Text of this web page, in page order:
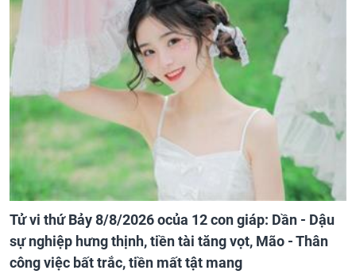
Tử vi thứ Bảy 8/8/2026 ocủa 12 con giáp: Dần - Dậu
sự nghiệp hưng thịnh, tiền tài tăng vọt, Mão - Thân
công việc bất trắc, tiền mất tật mang